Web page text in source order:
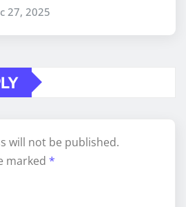
27, 2025
will not be published.
marked *